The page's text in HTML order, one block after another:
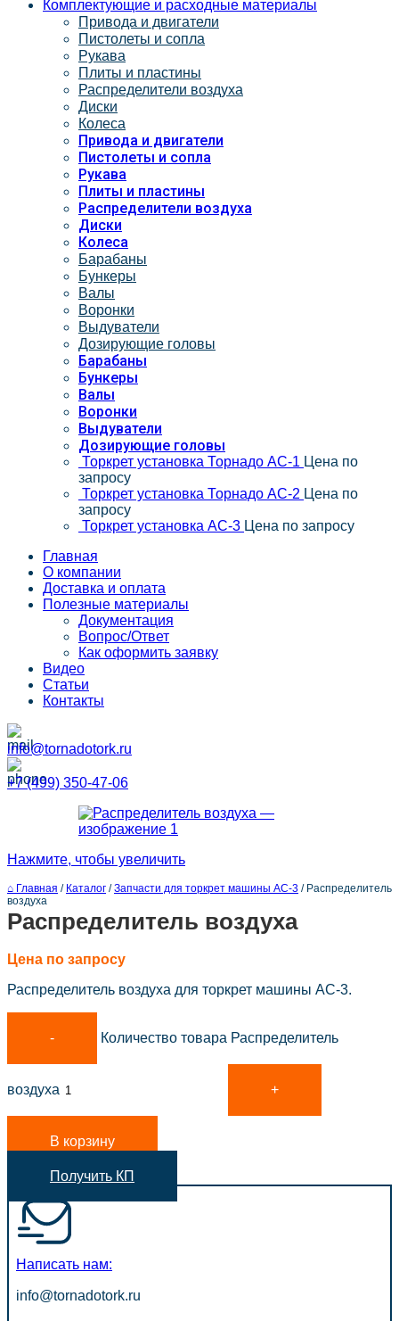
Комплектующие и расходные материалы
Привода и двигатели
Пистолеты и сопла
Рукава
Плиты и пластины
Распределители воздуха
Диски
Колеса
Привода и двигатели
Пистолеты и сопла
Рукава
Плиты и пластины
Распределители воздуха
Диски
Колеса
Барабаны
Бункеры
Валы
Воронки
Выдуватели
Дозирующие головы
Барабаны
Бункеры
Валы
Воронки
Выдуватели
Дозирующие головы
Торкрет установка Торнадо АС-1 Цена по
запросу
Торкрет установка Торнадо АС-2 Цена по
запросу
Торкрет установка АС-3 Цена по запросу
Главная
О компании
Доставка и оплата
Полезные материалы
Документация
Вопрос/Ответ
Как оформить заявку
Видео
Статьи
Контакты
info@tornadotork.ru
+7 (499) 350-47-06
Нажмите, чтобы увеличить
⌂ Главная / Каталог /Запчасти для торкрет машины АС-3 / Распределитель
воздуха
Распределитель воздуха
Цена по запросу
Распределитель воздуха для торкрет машины АС-3.
Количество товара Распределитель
воздуха
В корзину
Получить КП
Написать нам:
info@tornadotork.ru